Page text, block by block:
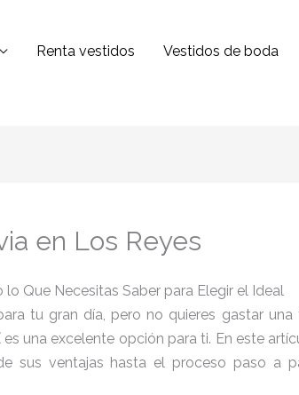
Renta vestidos Vestidos de boda
en Los Reyes
Que Necesitas Saber para Elegir el Ideal
tu gran día, pero no quieres gastar
es una excelente opción para ti. En este
sus ventajas hasta el proceso paso a